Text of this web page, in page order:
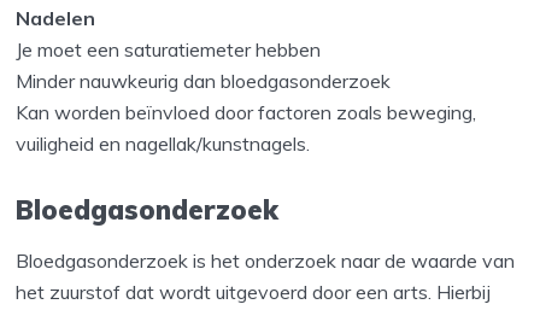
Nadelen
Je moet een saturatiemeter hebben
Minder nauwkeurig dan bloedgasonderzoek
Kan worden beïnvloed door factoren zoals beweging,
vuiligheid en nagellak/kunstnagels.
Bloedgasonderzoek
Bloedgasonderzoek is het onderzoek naar de waarde van
het zuurstof dat wordt uitgevoerd door een arts. Hierbij